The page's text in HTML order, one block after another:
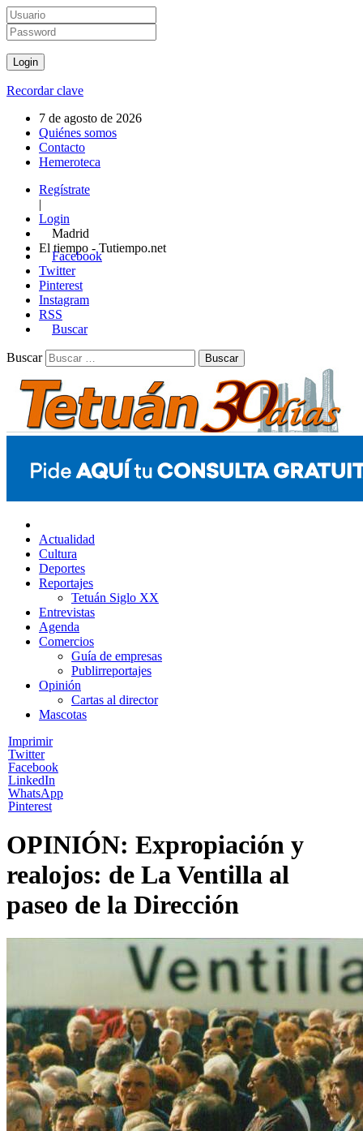
Recordar clave
7 de agosto de 2026
Quiénes somos
Contacto
Hemeroteca
Regístrate
|
Login
Madrid
El tiempo - Tutiempo.net
Facebook
Twitter
Pinterest
Instagram
RSS
Buscar
Buscar
Actualidad
Cultura
Deportes
Reportajes
Tetuán Siglo XX
Entrevistas
Agenda
Comercios
Guía de empresas
Publirreportajes
Opinión
Cartas al director
Mascotas
Imprimir
Twitter
Facebook
LinkedIn
WhatsApp
Pinterest
OPINIÓN: Expropiación y
realojos: de La Ventilla al
paseo de la Dirección